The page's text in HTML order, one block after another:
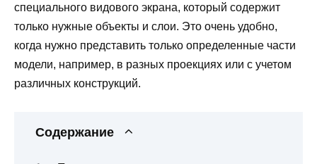
специального видового экрана, который содержит
только нужные объекты и слои. Это очень удобно,
когда нужно представить только определенные части
модели, например, в разных проекциях или с учетом
различных конструкций.
Содержание